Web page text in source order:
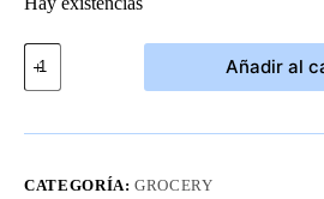
Aceitunas
Gordal
Españolas
1kg
Añadir al
CATEGORÍA:GROCERY